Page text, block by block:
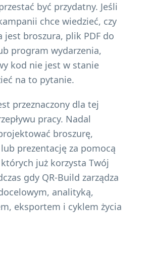
być przydatny. Jeśli
chce wiedzieć, czy
jest broszura, plik PDF do
program wydarzenia,
kod nie jest w stanie
na to pytanie.
przeznaczony dla tej
pracy. Nadal
broszurę,
prezentację za pomocą
już korzysta Twój
gdy QR-Build zarządza
analityką,
eksportem i cyklem życia